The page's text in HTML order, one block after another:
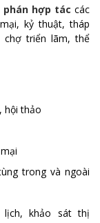
phán hợp tác các
kỷ thuật, tháp
chợ triển lãm, thể
hội thảo
trong và ngoài
lịch, khảo sát thị